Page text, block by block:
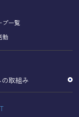
せ窓口
プ一覧
動
の取組み